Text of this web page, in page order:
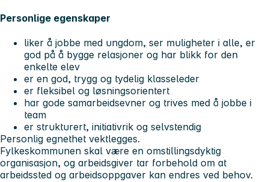
Personlige egenskaper
liker å jobbe med ungdom, ser muligheter i alle, er
god på å bygge relasjoner og har blikk for den
enkelte elev
er en god, trygg og tydelig klasseleder
er fleksibel og løsningsorientert
har gode samarbeidsevner og trives med å jobbe i
team
er strukturert, initiativrik og selvstendig
Personlig egnethet vektlegges.
Fylkeskommunen skal være en omstillingsdyktig
organisasjon, og arbeidsgiver tar forbehold om at
arbeidssted og arbeidsoppgaver kan endres ved behov.